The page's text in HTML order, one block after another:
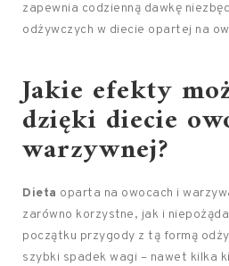
zapewnia codzienną dawkę
odżywczych w diecie opartej na
Jakie efekty
dzięki diecie
warzywnej?
Dieta oparta na owocach i
zarówno korzystne, jak i
początku przygody z tą formą
szybki spadek wagi – nawet kilka